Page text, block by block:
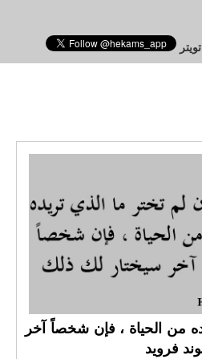
من الحياة ، فإن شخصاً آخر
فرويد